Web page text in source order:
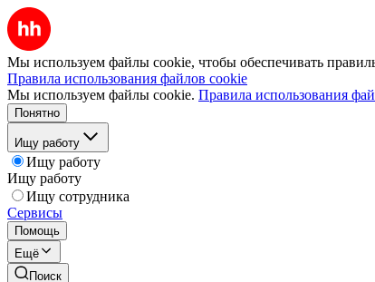
Мы используем файлы cookie, чтобы обеспечивать
Правила использования файлов cookie
Мы используем файлы cookie. Правила использования
Понятно
Ищу работу
Ищу работу
Ищу работу
Ищу сотрудника
Сервисы
Помощь
Ещё
Поиск